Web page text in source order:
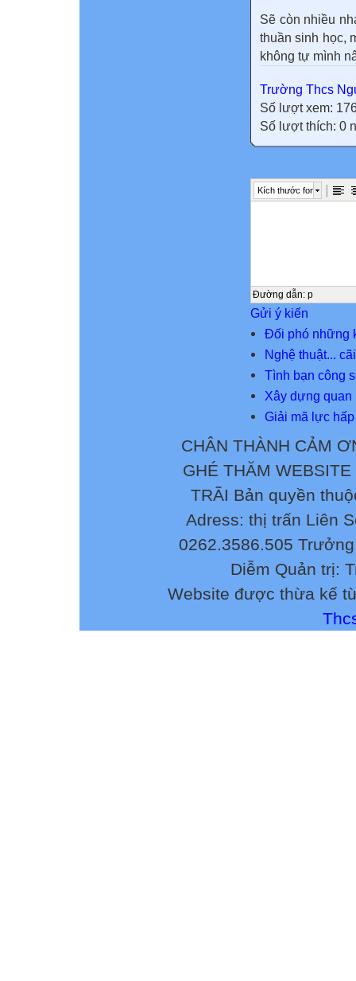
Sẽ còn nhiều
thuần sinh học,
không tự mình
Trường Thcs
Số lượt xem:
Số lượt thích: 0
Kích thước font
Đường dẫn: p
Gửi ý kiến
Đối phó những
Nghệ thuật...
Tình bạn công
Xây dựng quan
Giải mã lực
CHÂN THÀNH CẢM
GHÉ THĂM
TRÃI Bản quyền
Adress: thị trấn Liên
0262.3586.505
Diễm Quản trị:
Website được thừa kế